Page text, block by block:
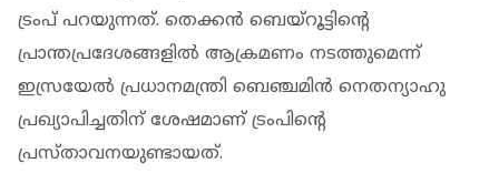
ട്രംപ് പറയുന്നത്. തെക്കൻ ബെയ്റൂട്ടിൻ്റെ
പ്രാന്തപ്രദേശങ്ങളിൽ ആക്രമണം നടത്തുമെന്ന്
ഇസ്രയേൽ പ്രധാനമന്ത്രി ബെഞ്ചമിൻ നെതന്യാഹു
പ്രഖ്യാപിച്ചതിന് ശേഷമാണ് ട്രംപിൻ്റെ
പ്രസ്താവനയുണ്ടായത്.